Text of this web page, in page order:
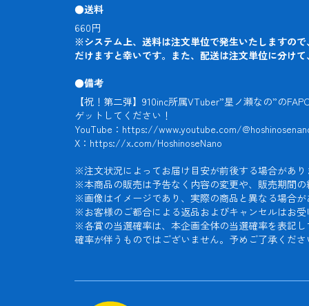
●送料
※システム上、送料は注文単位で発生いたしますの
だけますと幸いです。また、配送は注文単位に分け
●備考
【祝！第二弾】910inc所属VTuber”星ノ瀬なの”の
ゲットしてください！
YouTube：https://www.youtube.com/
X：https://x.com/HoshinoseNano
※注文状況によってお届け目安が前後する場合があり
※本商品の販売は予告なく内容の変更や、販売期間
※画像はイメージであり、実際の商品と異なる場合
※お客様のご都合による返品およびキャンセルはお
※各賞の当選確率は、本企画全体の当選確率を表記
確率が伴うものではございません。予めご了承くださ